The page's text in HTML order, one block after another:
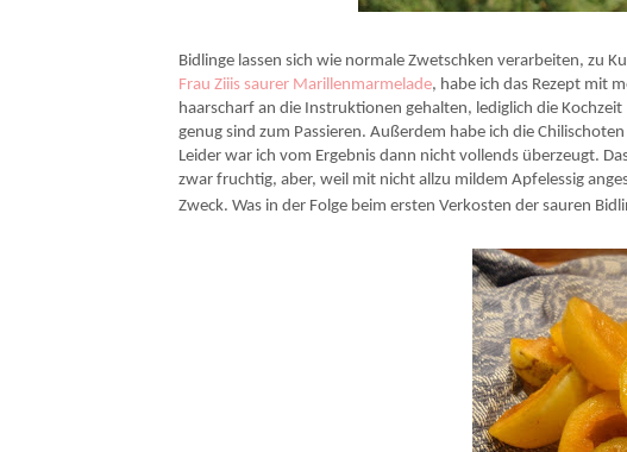
Bidlinge lassen sich wie normale Zwetschken verarbeiten, zu
Frau Ziiis saurer Marillenmarmelade, habe ich das Rezept mit
haarscharf an die Instruktionen gehalten, lediglich die
genug sind zum Passieren. Außerdem habe ich die
Leider war ich vom Ergebnis dann nicht vollends überzeugt.
zwar fruchtig, aber, weil mit nicht allzu mildem Apfelessig
Zweck. Was in der Folge beim ersten Verkosten der sauren